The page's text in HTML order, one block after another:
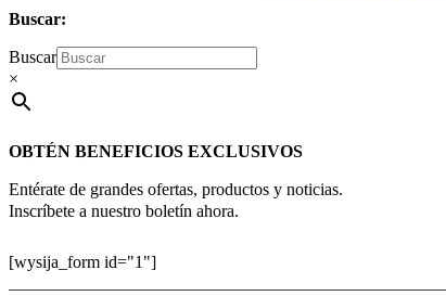
Buscar:
Buscar
×
OBTÉN BENEFICIOS EXCLUSIVOS
Entérate de grandes ofertas, productos y noticias.
Inscríbete a nuestro boletín ahora.
[wysija_form id="1"]